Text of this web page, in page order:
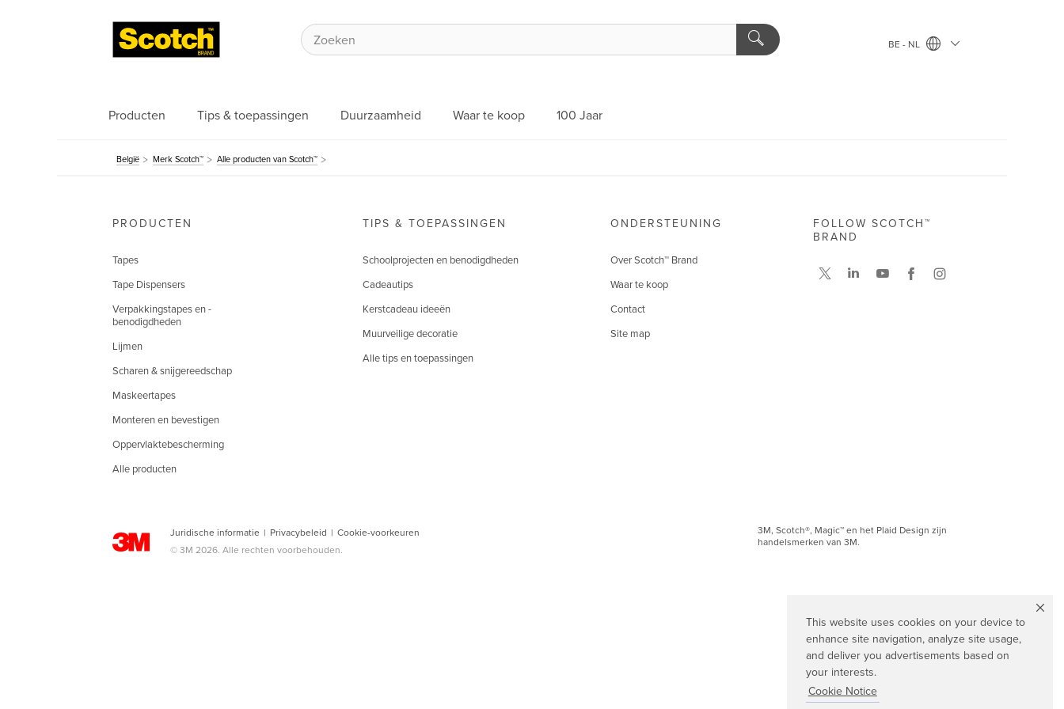
This website uses cookies on your device to
enhance site navigation, analyze site usage,
and deliver you advertisements based on
your interests.
Cookie Notice
BE - NL
Producten Tips & toepassingen Duurzaamheid Waar te koop 100 Jaar
België Merk Scotch™ Alle producten van Scotch™
PRODUCTEN
Tapes
Tape Dispensers
Verpakkingstapes en -
benodigdheden
Lijmen
Scharen & snijgereedschap
Maskeertapes
Monteren en bevestigen
Oppervlaktebescherming
Alle producten
TIPS & TOEPASSINGEN
Schoolprojecten en benodigdheden
Cadeautips
Kerstcadeau ideeën
Muurveilige decoratie
Alle tips en toepassingen
ONDERSTEUNING
Over Scotch™ Brand
Waar te koop
Contact
Site map
Juridische informatie | Privacybeleid | Cookie-voorkeuren
© 3M 2026. Alle rechten voorbehouden.
FOLLOW SCOTCH™
BRAND
3M, Scotch®, Magic™ en het Plaid Design zijn
handelsmerken van 3M.